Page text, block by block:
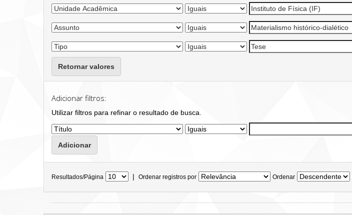
Retornar valores
Adicionar filtros:
Utilizar filtros para refinar o resultado de busca.
Resultados/Página | Ordenar registros por Ordenar